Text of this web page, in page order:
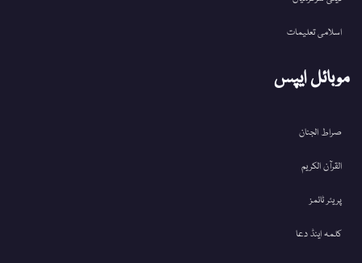
اسلامی تعلیمات
موبائل ایپس
صراط الجنان
القرآن الکریم
پریئر ٹائمز
کلمہ اینڈ دعا